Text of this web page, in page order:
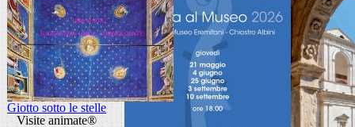
Giotto sotto le stelle
Visite animate®